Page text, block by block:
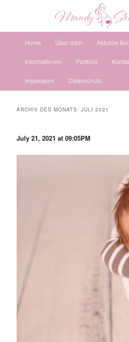
Mandy Steinhäuser
Fotografie mit Herz & Liebe zum Detail
Zum
primären
Inhalt
Zum
sekundären
Inhalt
Home Über mich Aktuelle
Informationen Portfolio
Impressum Datenschutz
ARCHIV DES MONATS:JULI 2021
July 21, 2021 at 09:05PM